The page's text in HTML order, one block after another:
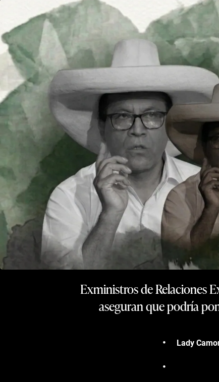
Exministros de Relaciones
aseguran que podría
Lady